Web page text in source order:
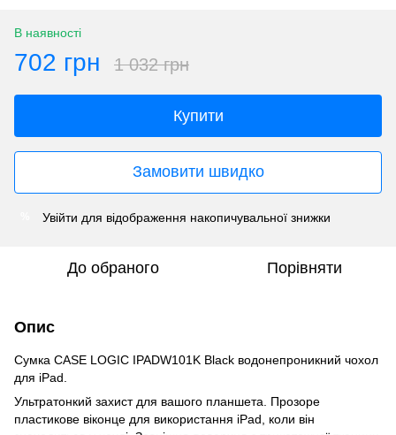
В наявності
702 грн 1 032 грн
Купити
Замовити швидко
Увійти для відображення накопичувальної знижки
До обраного Порівняти
Опис
Сумка CASE LOGIC IPADW101K Black водонепроникний чохол
для iPad.
Ультратонкий захист для вашого планшета. Прозоре
пластикове віконце для використання iPad, коли він